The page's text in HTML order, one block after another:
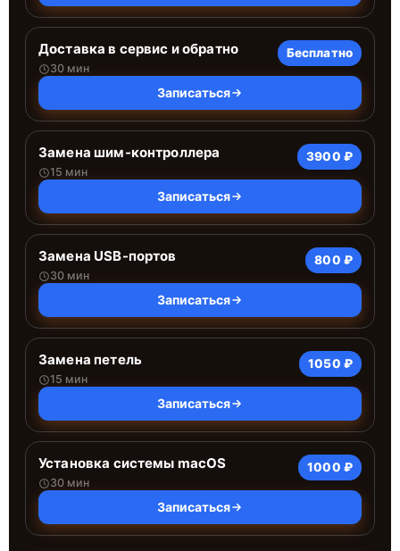
Доставка в сервис и обратно
30 мин
Бесплатно
Записаться
Замена шим-контроллера
15 мин
3900 ₽
Записаться
Замена USB-портов
30 мин
800 ₽
Записаться
Замена петель
15 мин
1050 ₽
Записаться
Установка системы macOS
30 мин
1000 ₽
Записаться